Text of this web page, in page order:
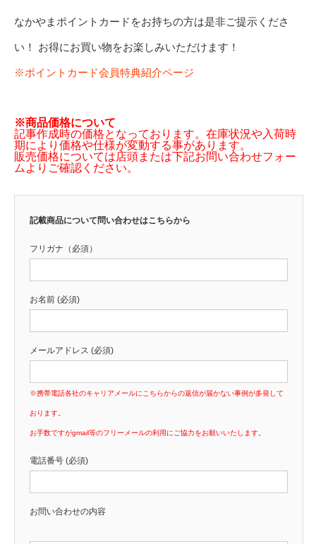
なかやまポイントカードをお持ちの方は是非ご提示くださ
い！ お得にお買い物をお楽しみいただけます！
※ポイントカード会員特典紹介ページ
※商品価格について
記事作成時の価格となっております。在庫状況や入荷時
期により価格や仕様が変動する事があります。
販売価格については店頭または下記お問い合わせフォー
ムよりご確認ください。
記載商品について問い合わせはこちらから
フリガナ（必須）
お名前 (必須)
メールアドレス (必須)
※携帯電話各社のキャリアメールにこちらからの返信が届かない事例が多発して
おります。
お手数ですがgmail等のフリーメールの利用にご協力をお願いいたします。
電話番号 (必須)
お問い合わせの内容